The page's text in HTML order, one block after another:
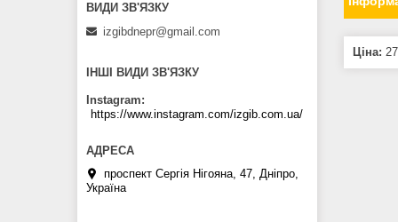
Ціна:
izgibdnepr@gmail.com
ІНШІ ВИДИ ЗВ'ЯЗКУ
Instagram
https://www.instagram.com/izgib.com.ua/
проспект Сергія Нігояна, 47, Дніпро,
Україна